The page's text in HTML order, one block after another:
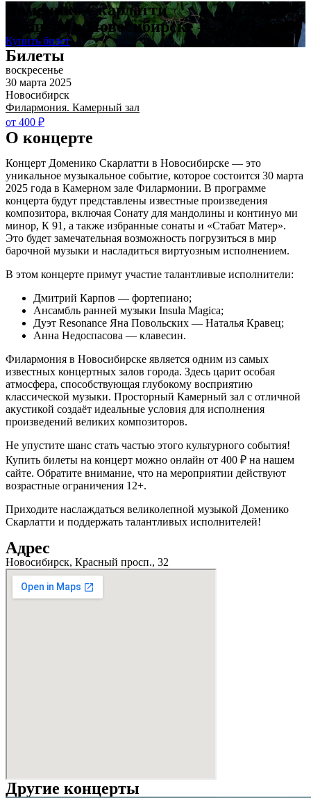
Доменико Скарлатти
Концерт в Новосибирске — 30.03.2025
Купить билет
Билеты
воскресенье
30 марта 2025
Новосибирск
Филармония. Камерный зал
от 400 ₽
О концерте
Концерт Доменико Скарлатти в Новосибирске — это
уникальное музыкальное событие, которое состоится 30 марта
2025 года в Камерном зале Филармонии. В программе
концерта будут представлены известные произведения
композитора, включая Сонату для мандолины и континуо ми
минор, К 91, а также избранные сонаты и «Стабат Матер».
Это будет замечательная возможность погрузиться в мир
барочной музыки и насладиться виртуозным исполнением.
В этом концерте примут участие талантливые исполнители:
Дмитрий Карпов — фортепиано;
Ансамбль ранней музыки Insula Magica;
Дуэт Resonance Яна Повольских — Наталья Кравец;
Анна Недоспасова — клавесин.
Филармония в Новосибирске является одним из самых
известных концертных залов города. Здесь царит особая
атмосфера, способствующая глубокому восприятию
классической музыки. Просторный Камерный зал с отличной
акустикой создаёт идеальные условия для исполнения
произведений великих композиторов.
Не упустите шанс стать частью этого культурного события!
Купить билеты на концерт можно онлайн от 400 ₽ на нашем
сайте. Обратите внимание, что на мероприятии действуют
возрастные ограничения 12+.
Приходите наслаждаться великолепной музыкой Доменико
Скарлатти и поддержать талантливых исполнителей!
Адрес
Новосибирск, Красный просп., 32
Другие концерты